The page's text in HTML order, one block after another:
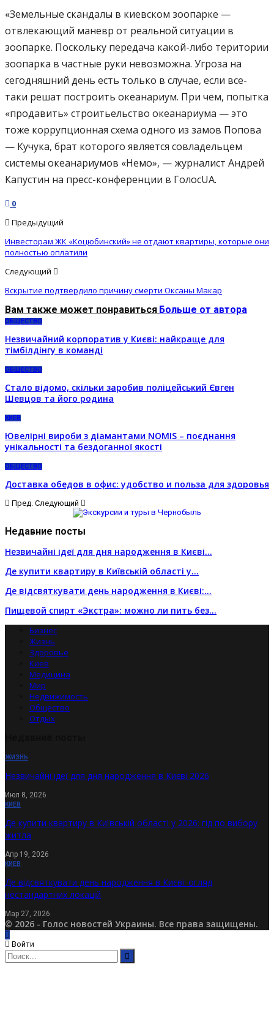
«Земельные скандалы в киевском зоопарке —
отвлекающий маневр от реальной ситуации в
зоопарке. Поскольку передача какой-либо територии
зоопарка в частные руки невозможна. Угроза на
сегодняшний день есть только в случае, если все-
таки решат построить океанариум. При чем, попытка
«продавить» строитьельство океанариума — это
тоже коррупционная схема одного из замов Попова
— Кучука, брат которого является совладельцем
системы океанариумов «Немо», — журналист Андрей
Капустин на пресс-конференции в ГолосUA.
0
Предыдущий
Инвесторам ЖК «Коцюбинский» не отдают квартиры, которые они
полностью оплатили
Следующий
Вскрытие подтвердило причину смерти Оксаны Макар
Вам также может понравиться Больше от автора
ОБЩЕСТВО
Незвичайний корпоратив у Києві: найкраще для
тімбілдінгу в команді
ОБЩЕСТВО
Стало відомо, скільки заробив поліцейський Євген
Шевцов та його родина
КИЕВ
Ювелірні вироби з діамантами NOMIS – поєднання
унікальності та бездоганної якості
ОБЩЕСТВО
Доставка обедов в офис: удобство и польза для здоровья
Пред. Следующий
Недавние посты
Незвичайні ідеї для дня народження в Києві…
Де купити квартиру в Київській області у…
Де відсвяткувати день народження в Києві:…
Пищевой спирт «Экстра»: можно ли пить без…
Бизнес
Жизнь
Здоровье
Киев
Медицина
Мир
Недвижимость
Общество
Отдых
ЖИЗНЬ
Незвичайні ідеї для дня народження в Києві 2026
Июл 8, 2026
КИЕВ
Де купити квартиру в Київській області у 2026: гід по вибору
житла
Апр 19, 2026
КИЕВ
Де відсвяткувати день народження в Києві: огляд
нестандартних локацій
Мар 27, 2026
© 2026 - Голос новостей Украины. Все права защищены.
Войти